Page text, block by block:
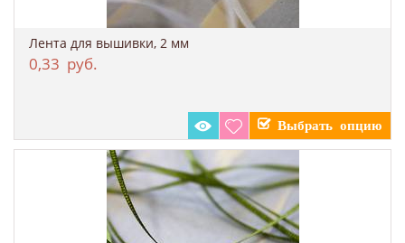
Лента для вышивки, 2 мм
0,33 руб.